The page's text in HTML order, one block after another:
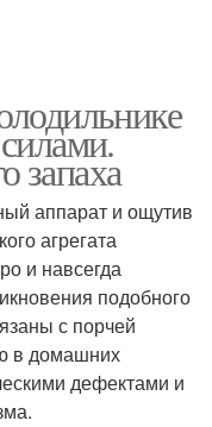
запаха
аппарат и ощутив
агрегата
и навсегда
подобного
с порчей
в домашних
дефектами и